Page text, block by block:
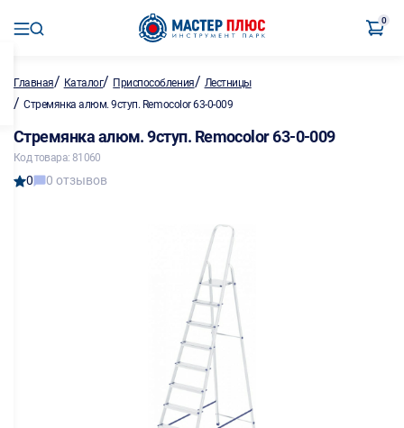
0
Главная/ Каталог/ Приспособления/ Лестницы
/ Стремянка алюм. 9ступ. Remocolor 63-0-009
Стремянка алюм. 9ступ. Remocolor 63-0-009
Код товара: 81060
0 0 отзывов